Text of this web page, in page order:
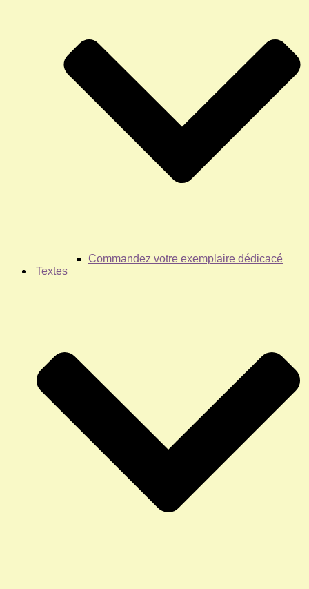
Commandez votre exemplaire dédicacé
Textes